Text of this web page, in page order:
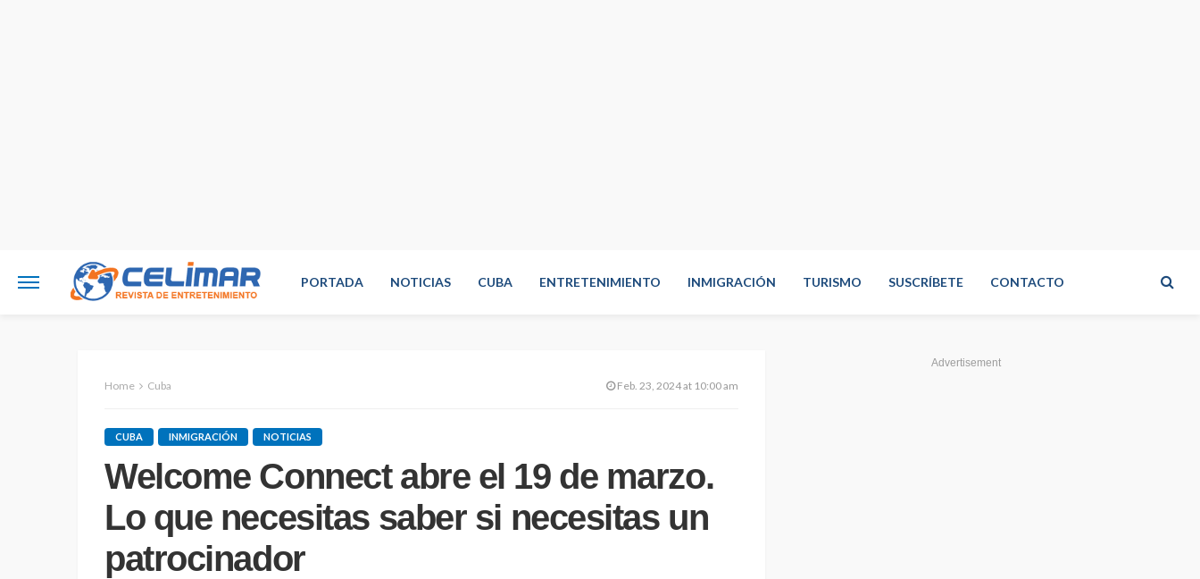
PORTADA NOTICIAS CUBA ENTRETENIMIENTO INMIGRACIÓN TURISMO SUSCRÍBETE CONTACTO
Home Cuba Feb. 23, 2024 at 10:00 am
CUBA INMIGRACIÓN NOTICIAS
Welcome Connect abre el 19 de marzo.
Lo que necesitas saber si necesitas un
patrocinador
Advertisement